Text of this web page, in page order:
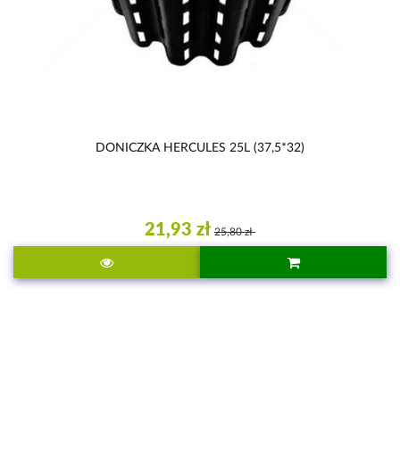
DONICZKA HERCULES 25L (37,5*32)
21,93 zł 25,80 zł